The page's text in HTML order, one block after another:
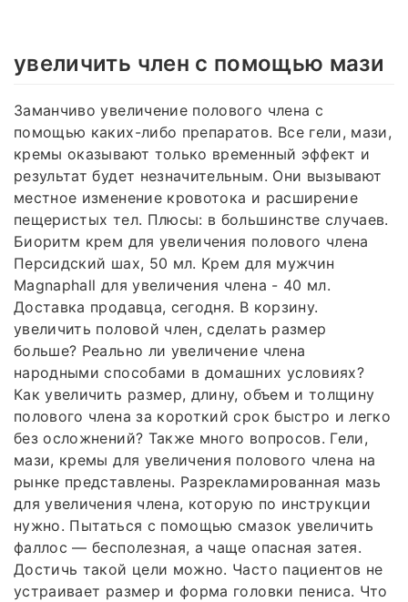
увеличить член с помощью мази
Заманчиво увеличение полового члена с
помощью каких-либо препаратов. Все гели, мази,
кремы оказывают только временный эффект и
результат будет незначительным. Они вызывают
местное изменение кровотока и расширение
пещеристых тел. Плюсы: в большинстве случаев.
Биоритм крем для увеличения полового члена
Персидский шах, 50 мл. Крем для мужчин
Magnaphall для увеличения члена - 40 мл.
Доставка продавца, сегодня. В корзину.
увеличить половой член, сделать размер
больше? Реально ли увеличение члена
народными способами в домашних условиях?
Как увеличить размер, длину, объем и толщину
полового члена за короткий срок быстро и легко
без осложнений? Также много вопросов. Гели,
мази, кремы для увеличения полового члена на
рынке представлены. Разрекламированная мазь
для увеличения члена, которую по инструкции
нужно. Пытаться с помощью смазок увеличить
фаллос — бесполезная, а чаще опасная затея.
Достичь такой цели можно. Часто пациентов не
устраивает размер и форма головки пениса. Что